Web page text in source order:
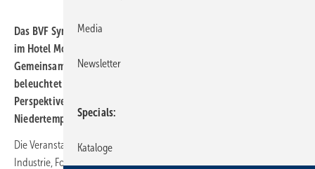
Das BVF Symposium 2026 findet vom 04. bis 05.
im Hotel Moxy in Bochum statt. Unter dem Motto „#NT-ready:
Gemeinsam erfolgreich mit Niedertemperatursystemen“
beleuchtet der BVF aktuelle Entwicklungen, Lösungen und
Perspektiven rund um die Transformation hin zu effizienten
Niedertemperatursystemen.
Die Veranstaltung richtet sich an Expertinnen und Experten aus
Industrie, Forschung, Planung sowie an das ausführende Handwerk.
Media
Newsletter
Specials
Kataloge